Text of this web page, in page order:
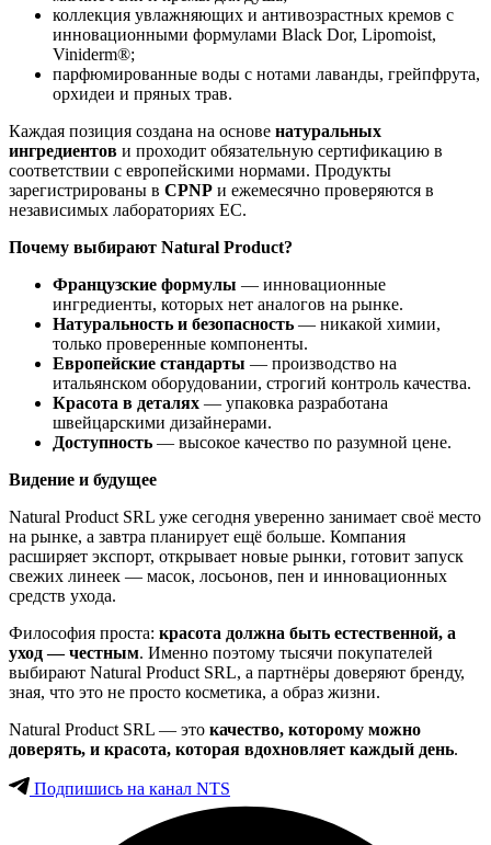
коллекция увлажняющих и антивозрастных кремов с
инновационными формулами Black Dor, Lipomoist,
Viniderm®;
парфюмированные воды с нотами лаванды, грейпфрута,
орхидеи и пряных трав.
Каждая позиция создана на основе натуральных
ингредиентов и проходит обязательную сертификацию в
соответствии с европейскими нормами. Продукты
зарегистрированы в CPNP и ежемесячно проверяются в
независимых лабораториях ЕС.
Почему выбирают Natural Product?
Французские формулы — инновационные
ингредиенты, которых нет аналогов на рынке.
Натуральность и безопасность — никакой химии,
только проверенные компоненты.
Европейские стандарты — производство на
итальянском оборудовании, строгий контроль качества.
Красота в деталях — упаковка разработана
швейцарскими дизайнерами.
Доступность — высокое качество по разумной цене.
Видение и будущее
Natural Product SRL уже сегодня уверенно занимает своё место
на рынке, а завтра планирует ещё больше. Компания
расширяет экспорт, открывает новые рынки, готовит запуск
свежих линеек — масок, лосьонов, пен и инновационных
средств ухода.
Философия проста: красота должна быть естественной, а
уход — честным. Именно поэтому тысячи покупателей
выбирают Natural Product SRL, а партнёры доверяют бренду,
зная, что это не просто косметика, а образ жизни.
Natural Product SRL — это качество, которому можно
доверять, и красота, которая вдохновляет каждый день.
Подпишись на канал NTS